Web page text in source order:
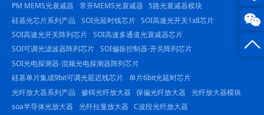
线咨
询
0816
PM MEMS光衰减器
常开MEMS光衰减器 5路光衰减器模块
硅基光芯片系列产品
SOI光延时线芯片 SOI高速光开关1x8芯片
SOI高速光开关阵列芯片 SOI高速多通道光衰减器芯片
SOI可调光滤波器阵列芯片 SOI偏振控制器-开关阵列芯片
SOI光电探测器-混频光电探测器阵列芯片
硅基单片集成9bit可调光延迟线芯片 单片6bit光延时芯片
光纤放大器系列产品
掺铒光纤放大器 保偏光纤放大器
光纤放大器模块
soa半导体光放大器
光纤拉曼放大器 C波段光纤放大器